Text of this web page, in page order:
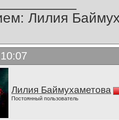
Лилия
Лилия Баймухаметова
Постоянный пользователь